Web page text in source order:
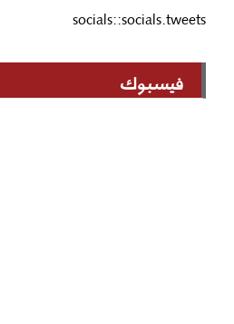
socials::socials.tweets
فيسبوك